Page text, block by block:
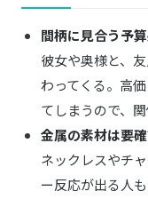
間柄に見合う予
彼女や奥様と、
わってくる。高
てしまうので、
金属の素材は要
ネックレスやチ
ー反応が出る人